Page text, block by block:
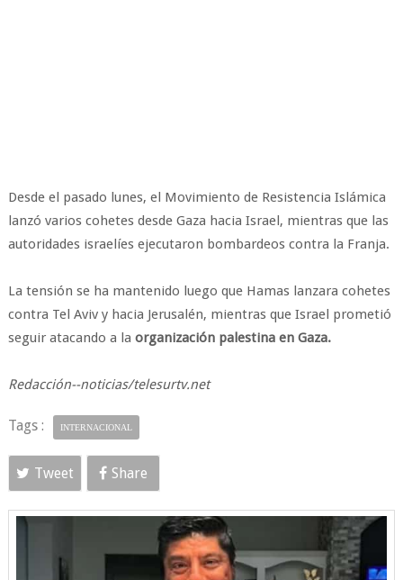
Desde el pasado lunes, el Movimiento de Resistencia Islámica
lanzó varios cohetes desde Gaza hacia Israel, mientras que las
autoridades israelíes ejecutaron bombardeos contra la Franja.
La tensión se ha mantenido luego que Hamas lanzara cohetes
contra Tel Aviv y hacia Jerusalén, mientras que Israel prometió
seguir atacando a la organización palestina en Gaza.
Redacción--noticias/telesurtv.net
Tags : INTERNACIONAL
Tweet Share